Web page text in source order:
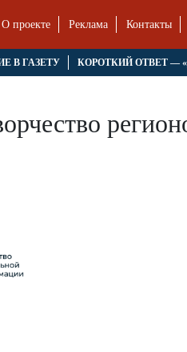
О проекте Реклама Контакты
В ГАЗЕТУ КОРОТКИЙ ОТВЕТ —